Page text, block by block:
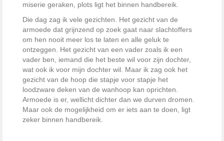
miserie geraken, plots ligt het binnen handbereik.
Die dag zag ik vele gezichten. Het gezicht van de
armoede dat grijnzend op zoek gaat naar slachtoffers
om hen nooit meer los te laten en alle geluk te
ontzeggen. Het gezicht van een vader zoals ik een
vader ben, iemand die het beste wil voor zijn dochter,
wat ook ik voor mijn dochter wil. Maar ik zag ook het
gezicht van de hoop die stapje voor stapje het
loodzware deken van de wanhoop kan oprichten.
Armoede is er, wellicht dichter dan we durven dromen.
Maar ook de mogelijkheid om er iets aan te doen, ligt
zeker binnen handbereik.